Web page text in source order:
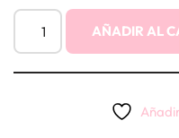
AÑADIR AL